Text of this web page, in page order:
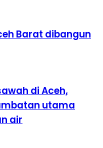
Barat dibangun
di Aceh,
utama
air